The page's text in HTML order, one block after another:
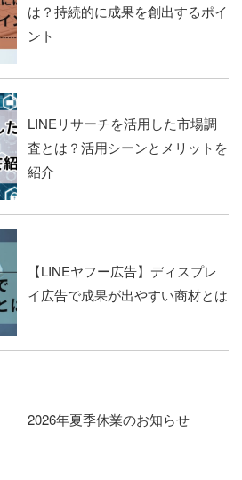
は？持続的に成果を創出するポイ
ント
LINEリサーチを活用した市場調
査とは？活用シーンとメリットを
紹介
【LINEヤフー広告】ディスプレ
イ広告で成果が出やすい商材とは
2026年夏季休業のお知らせ